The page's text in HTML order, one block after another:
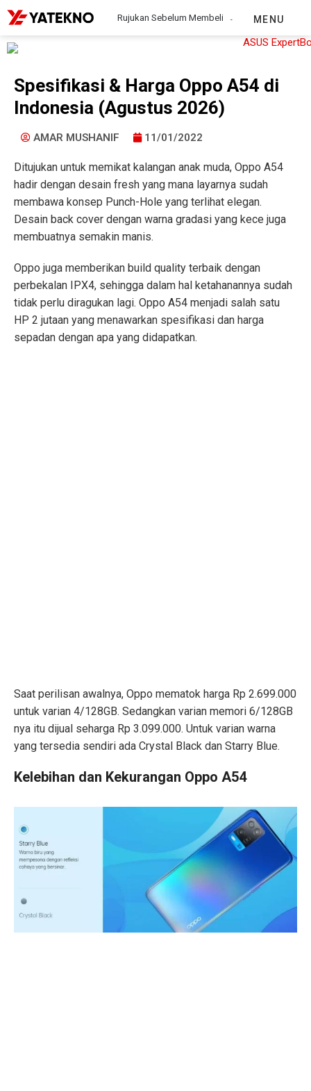
Rujukan Sebelum Membeli MENU
Spesifikasi & Harga Oppo A54 di
Indonesia (Agustus 2026)
AMAR MUSHANIF 11/01/2022
Ditujukan untuk memikat kalangan anak muda, Oppo A54
hadir dengan desain fresh yang mana layarnya sudah
membawa konsep Punch-Hole yang terlihat elegan.
Desain back cover dengan warna gradasi yang kece juga
membuatnya semakin manis.
Oppo juga memberikan build quality terbaik dengan
perbekalan IPX4, sehingga dalam hal ketahanannya sudah
tidak perlu diragukan lagi. Oppo A54 menjadi salah satu
HP 2 jutaan yang menawarkan spesifikasi dan harga
sepadan dengan apa yang didapatkan.
Saat perilisan awalnya, Oppo mematok harga Rp 2.699.000
untuk varian 4/128GB. Sedangkan varian memori 6/128GB
nya itu dijual seharga Rp 3.099.000. Untuk varian warna
yang tersedia sendiri ada Crystal Black dan Starry Blue.
Kelebihan dan Kekurangan Oppo A54